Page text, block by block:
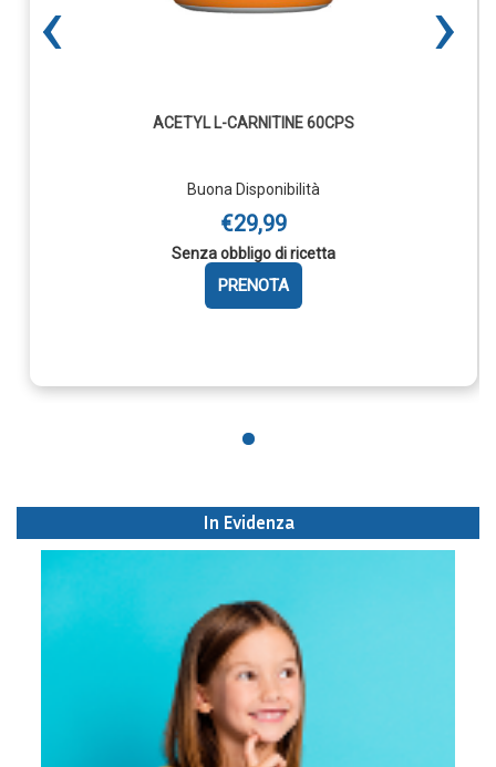
ACETYL L-CARNITINE 60CPS
Buona Disponibilità
€29,99
Senza obbligo di ricetta
AGGIUNGI ACETYL
L-L-su ACETYL
‹ ›
In Evidenza